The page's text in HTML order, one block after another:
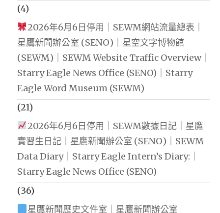
(4)
2026年6月6日停用｜SEWM網站流量總表｜
星鷹新聞辦公室 (SENO)｜星空文字博物館
(SEWM)｜SEWM Website Traffic Overview｜
Starry Eagle News Office (SENO)｜Starry
Eagle Word Museum (SEWM)
(21)
2026年6月6日停用｜SEWM數據日記｜星鷹
實習生日記｜星鷹新聞辦公室 (SENO)｜SEWM
Data Diary｜Starry Eagle Intern’s Diary:｜
Starry Eagle News Office (SENO)
(36)
星鷹新聞歷史文件室｜星鷹新聞辦公室